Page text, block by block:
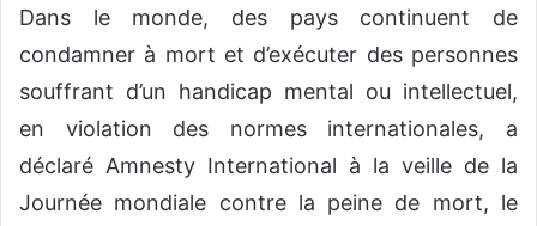
r
e
l
Dans le monde, des pays continuent de
condamner à mort et d’exécuter des personnes
souffrant d’un handicap mental ou intellectuel,
en violation des normes internationales, a
déclaré Amnesty International à la veille de la
Journée mondiale contre la peine de mort, le